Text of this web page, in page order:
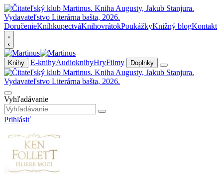
DoručenieKníhkupectváKnihovrátokPoukážkyKnižný blogKontakt
Knihy E-knihyAudioknihyHryFilmy Doplnky
Vyhľadávanie
Prihlásiť